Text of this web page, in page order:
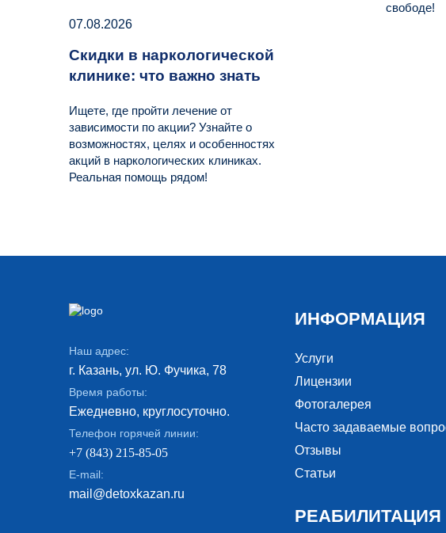
07.08.2026
Скидки в наркологической
клинике: что важно знать
Ищете, где пройти лечение от
зависимости по акции? Узнайте о
возможностях, целях и особенностях
акций в наркологических клиниках.
Реальная помощь рядом!
свободе!
Наш адрес:
г. Казань, ул. Ю. Фучика, 78
Время работы:
Ежедневно, круглосуточно.
Телефон горячей линии:
+7 (843) 215-85-05
E-mail:
mail@detoxkazan.ru
ИНФОРМАЦИЯ
Услуги
Лицензии
Фотогалерея
Часто задаваемые
Отзывы
Статьи
РЕАБИЛИТАЦИЯ